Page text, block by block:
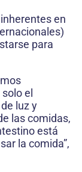
en
para
el
luz y
las comidas,
está
la comida”,